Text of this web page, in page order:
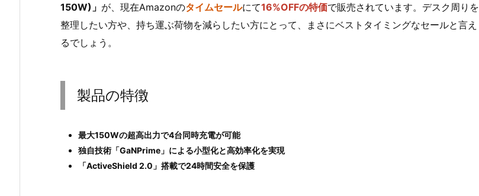
150W)」 が、現在Amazonのタイムセールにて16%OFFの特価で販売されています。デスク周りを
整理したい方や、持ち運ぶ荷物を減らしたい方にとって、まさにベストタイミングなセールと言え
るでしょう。
製品の特徴
最大150Wの超高出力で4台同時充電が可能
独自技術「GaNPrime」による小型化と高効率化を実現
「ActiveShield 2.0」搭載で24時間安全を保護